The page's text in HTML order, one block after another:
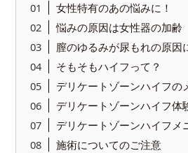
女性特有のあの悩みに！
悩みの原因は女性器の加齢
膣のゆるみが尿もれの原因
そもそもハイフって？
デリケートゾーンハイフの
デリケートゾーンハイフ体
デリケートゾーンハイフメ
施術についてのご注意